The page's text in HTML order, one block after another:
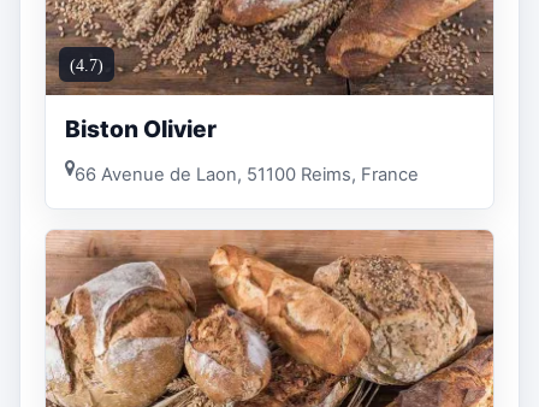
(4.7)
Biston Olivier
66 Avenue de Laon, 51100 Reims, France